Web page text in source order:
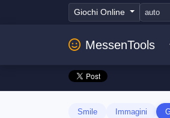
Giochi Online
MessenTools
Smile Immagini